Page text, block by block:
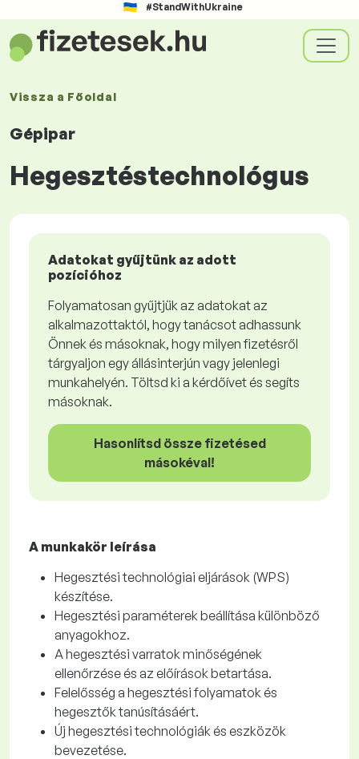
#StandWithUkraine
Vissza a Főoldal
Gépipar
Hegesztéstechnológus
Adatokat gyűjtünk az adott
pozícióhoz
Folyamatosan gyűjtjük az adatokat az
alkalmazottaktól, hogy tanácsot adhassunk
Önnek és másoknak, hogy milyen fizetésről
tárgyaljon egy állásinterjún vagy jelenlegi
munkahelyén. Töltsd ki a kérdőívet és segíts
másoknak.
Hasonlítsd össze fizetésed
másokéval!
A munkakör leírása
Hegesztési technológiai eljárások (WPS)
készítése.
Hegesztési paraméterek beállítása különböző
anyagokhoz.
A hegesztési varratok minőségének
ellenőrzése és az előírások betartása.
Felelősség a hegesztési folyamatok és
hegesztők tanúsításáért.
Új hegesztési technológiák és eszközök
bevezetése.